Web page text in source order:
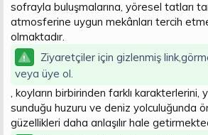
sofrayla buluşmalarına, yöresel tatları
atmosferine uygun mekânları tercih
olmaktadır.
Ziyaretçiler için gizlenmiş
veya üye ol.
, koyların birbirinden farklı karakterlerini,
sunduğu huzuru ve deniz yolculuğunda
güzellikleri daha anlaşılır hale